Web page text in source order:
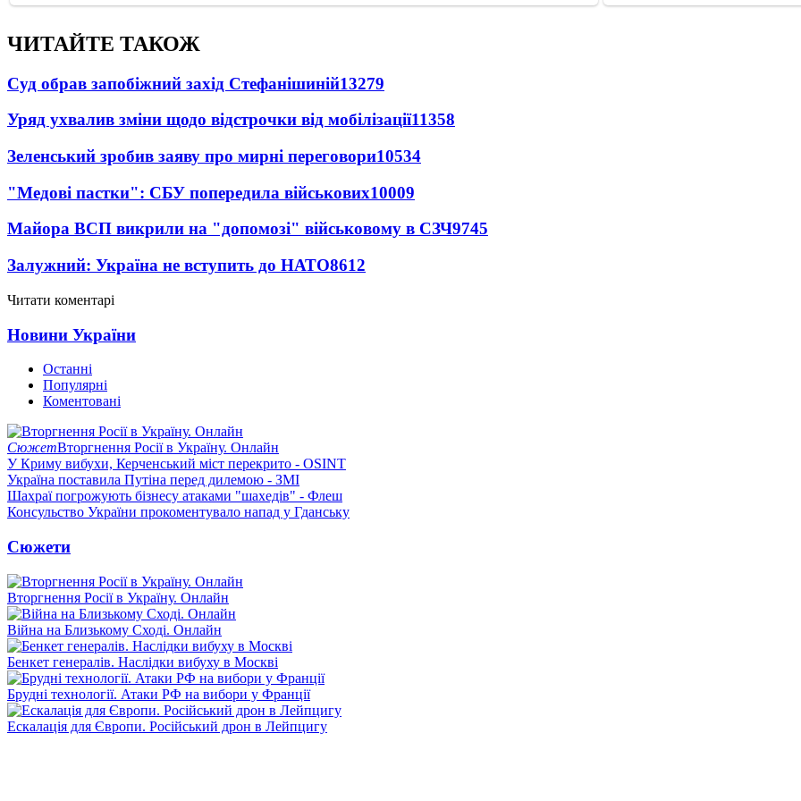
ЧИТАЙТЕ ТАКОЖ
Суд обрав запобіжний захід Стефанішиній13279
Уряд ухвалив зміни щодо відстрочки від мобілізації11358
Зеленський зробив заяву про мирні переговори10534
"Медові пастки": СБУ попередила військових10009
Майора ВСП викрили на "допомозі" військовому в СЗЧ9745
Залужний: Україна не вступить до НАТО8612
Читати коментарі
Новини України
Останні
Популярні
Коментовані
СюжетВторгнення Росії в Україну. Онлайн
У Криму вибухи, Керченський міст перекрито - OSINT
Україна поставила Путіна перед дилемою - ЗМІ
Шахраї погрожують бізнесу атаками "шахедів" - Флеш
Консульство України прокоментувало напад у Гданську
Сюжети
Вторгнення Росії в Україну. Онлайн
Війна на Близькому Сході. Онлайн
Бенкет генералів. Наслідки вибуху в Москві
Брудні технології. Атаки РФ на вибори у Франції
Ескалація для Європи. Російський дрон в Лейпцигу